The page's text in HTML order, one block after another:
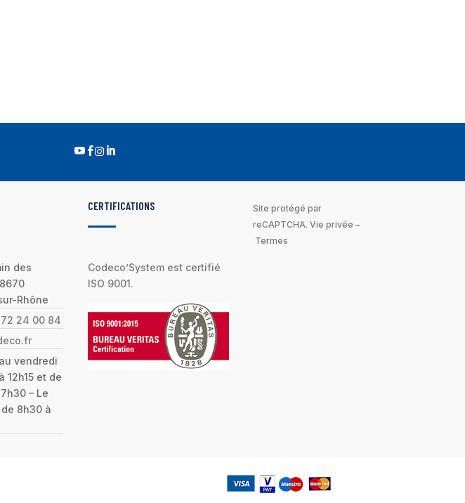
 
des
Rhône
24 00 84
vendredi
12h15 et de
– Le
8h30 à
CERTIFICATIONS
Codeco’System est certifié
ISO 9001.
Site protégé par
reCAPTCHA.Vie privée –
Termes